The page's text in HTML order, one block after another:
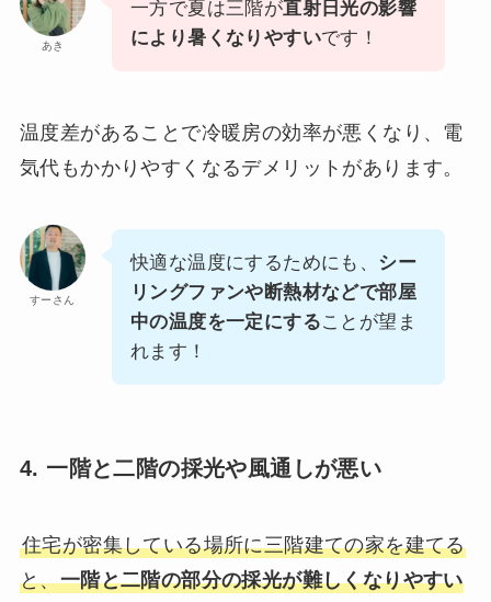
あき
一方で夏は三階が直射日光の影響
により暑くなりやすいです！
温度差があることで冷暖房の効率が悪くなり、電
気代もかかりやすくなるデメリットがあります。
すーさん
快適な温度にするためにも、 シー
リングファンや断熱材などで部屋
中の温度を一定にすることが望ま
れます！
4. 一階と二階の採光や風通しが悪い
住宅が密集している場所に三階建ての家を建てる
と、一階と二階の部分の採光が難しくなりやすい